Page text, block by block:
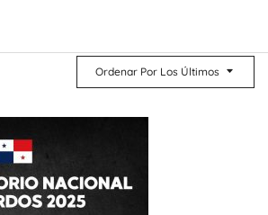
Ordenar Por Los Últimos